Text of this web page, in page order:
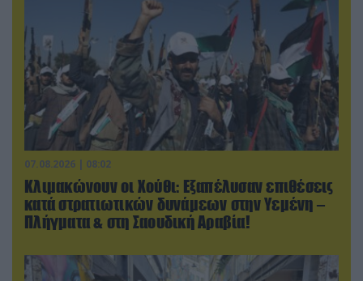
07.08.2026 | 08:02
Κλιμακώνουν οι Χούθι: Eξαπέλυσαν επιθέσεις
κατά στρατιωτικών δυνάμεων στην Υεμένη –
Πλήγματα & στη Σαουδική Αραβία!